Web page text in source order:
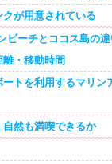
が用意されている
ビーチとココス島の
・移動時間
ートを利用するマリン
然も満喫できるか